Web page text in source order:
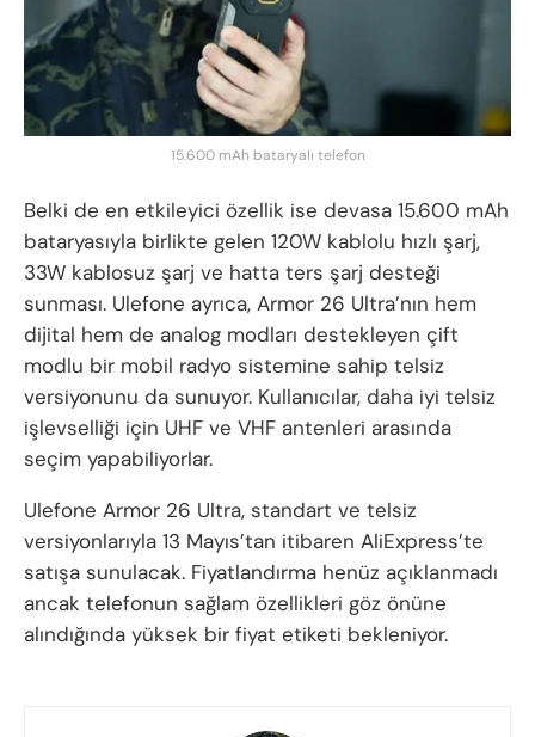
15.600 mAh bataryalı telefon
Belki de en etkileyici özellik ise devasa 15.600 mAh
bataryasıyla birlikte gelen 120W kablolu hızlı şarj,
33W kablosuz şarj ve hatta ters şarj desteği
sunması. Ulefone ayrıca, Armor 26 Ultra’nın hem
dijital hem de analog modları destekleyen çift
modlu bir mobil radyo sistemine sahip telsiz
versiyonunu da sunuyor. Kullanıcılar, daha iyi telsiz
işlevselliği için UHF ve VHF antenleri arasında
seçim yapabiliyorlar.
Ulefone Armor 26 Ultra, standart ve telsiz
versiyonlarıyla 13 Mayıs’tan itibaren AliExpress’te
satışa sunulacak. Fiyatlandırma henüz açıklanmadı
ancak telefonun sağlam özellikleri göz önüne
alındığında yüksek bir fiyat etiketi bekleniyor.